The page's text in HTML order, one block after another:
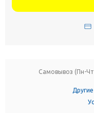
Самовывоз (Пн-Чт